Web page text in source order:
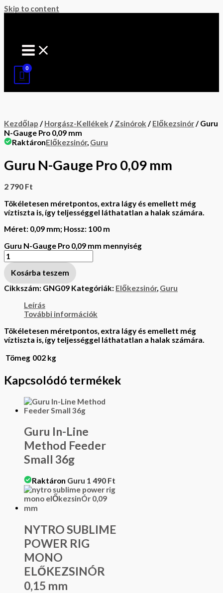
Skip to content
Kezdőlap / Horgász-Kellékek / Zsinórok / Előkezsinór/ Guru
N-Gauge Pro 0,09 mm
RaktáronElőkezsinór, Guru
Guru N-Gauge Pro 0,09 mm
2 790 Ft
Tökéletesen méretpontos, extra lágy és emellett még
víztiszta is, így teljességgel láthatatlan a halak számára.
Méret: 0,09 mm; Hossz: 100 m
Guru N-Gauge Pro 0,09 mm mennyiség
Kosárba teszem
Cikkszám: GNG09 Kategóriák: Előkezsinór, Guru
Leírás
További információk
Tökéletesen méretpontos, extra lágy és emellett még
víztiszta is, így teljességgel láthatatlan a halak számára.
Tömeg 002 kg
Kapcsolódó termékek
Guru In-Line
Method Feeder
Small 36g
Raktáron Guru 1 490 Ft
NYTRO SUBLIME
POWER RIG
MONO
ELŐKEZSINÓR
0,15 mm